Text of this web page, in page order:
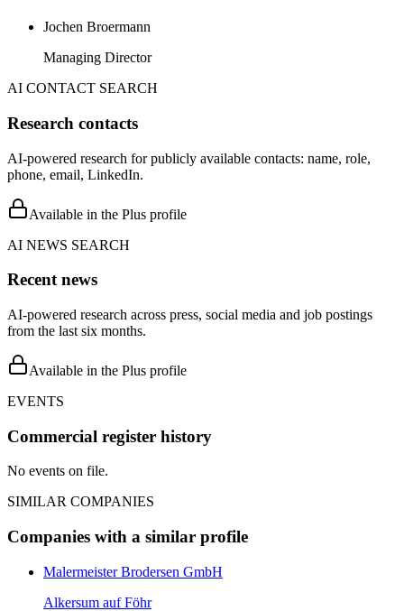
Jochen Broermann
Managing Director
AI CONTACT SEARCH
Research contacts
AI-powered research for publicly available contacts: name, role,
phone, email, LinkedIn.
Available in the Plus profile
AI NEWS SEARCH
Recent news
AI-powered research across press, social media and job postings
from the last six months.
Available in the Plus profile
EVENTS
Commercial register history
No events on file.
SIMILAR COMPANIES
Companies with a similar profile
Malermeister Brodersen GmbH
Alkersum auf Föhr